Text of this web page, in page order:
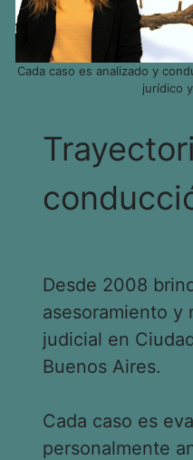
Cada caso es analizado y
jurídico
Desde 2008
asesoramiento y
judicial en
Buenos Aires.
Cada caso es
personalmente